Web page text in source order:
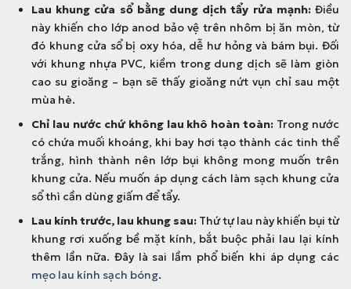
Lau khung cửa sổ bằng dung dịch tẩy rửa mạnh: Điều
này khiến cho lớp anod bảo vệ trên nhôm bị ăn mòn, từ
đó khung cửa sổ bị oxy hóa, dễ hư hỏng và bám bụi. Đối
với khung nhựa PVC, kiềm trong dung dịch sẽ làm giòn
cao su gioăng – bạn sẽ thấy gioăng nứt vụn chỉ sau một
mùa hè.
Chỉ lau nước chứ không lau khô hoàn toàn: Trong nước
có chứa muối khoáng, khi bay hơi tạo thành các tinh thể
trắng, hình thành nên lớp bụi không mong muốn trên
khung cửa. Nếu muốn áp dụng cách làm sạch khung cửa
sổ thì cần dùng giấm để tẩy.
Lau kính trước, lau khung sau: Thứ tự lau này khiến bụi từ
khung rơi xuống bề mặt kính, bắt buộc phải lau lại kính
thêm lần nữa. Đây là sai lầm phổ biến khi áp dụng các
mẹo lau kính sạch bóng.